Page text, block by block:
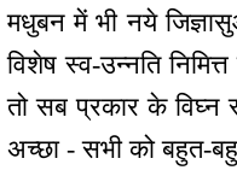
मधुबन में भी नये
विशेष स्व-उन्नति
तो सब प्रकार के विघ्न
अच्छा - सभी को बहुत-